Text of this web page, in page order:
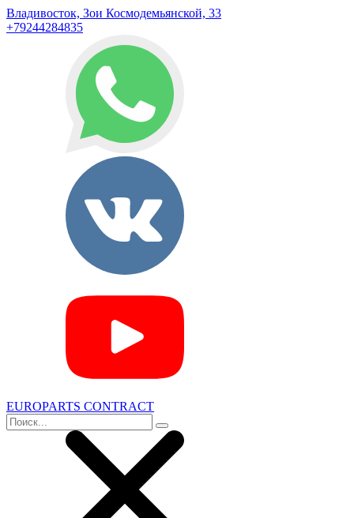
Владивосток, Зои Космодемьянской, 33
+79244284835
EUROPARTS CONTRACT